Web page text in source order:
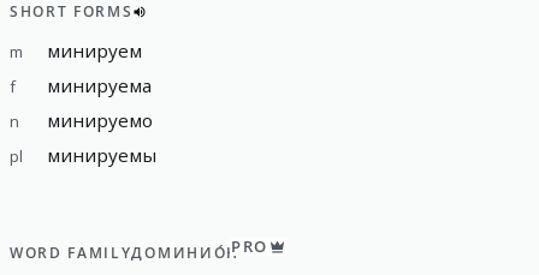
SHORT FORMS
m минируем
f минируема
n минируемо
pl минируемы
WORD FAMILYДОМИНИО́НPRO